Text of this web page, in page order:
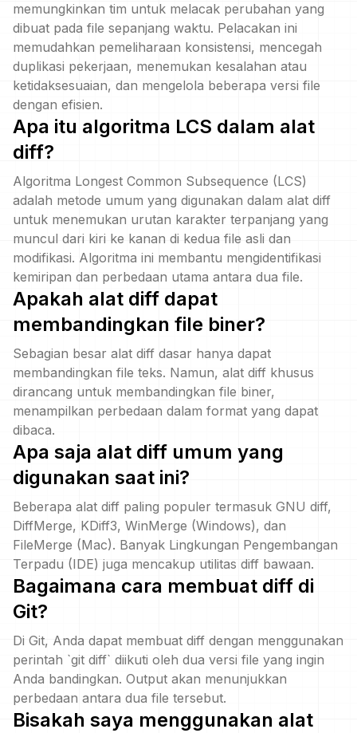
memungkinkan tim untuk melacak perubahan yang
dibuat pada file sepanjang waktu. Pelacakan ini
memudahkan pemeliharaan konsistensi, mencegah
duplikasi pekerjaan, menemukan kesalahan atau
ketidaksesuaian, dan mengelola beberapa versi file
dengan efisien.
Apa itu algoritma LCS dalam alat
diff?
Algoritma Longest Common Subsequence (LCS)
adalah metode umum yang digunakan dalam alat diff
untuk menemukan urutan karakter terpanjang yang
muncul dari kiri ke kanan di kedua file asli dan
modifikasi. Algoritma ini membantu mengidentifikasi
kemiripan dan perbedaan utama antara dua file.
Apakah alat diff dapat
membandingkan file biner?
Sebagian besar alat diff dasar hanya dapat
membandingkan file teks. Namun, alat diff khusus
dirancang untuk membandingkan file biner,
menampilkan perbedaan dalam format yang dapat
dibaca.
Apa saja alat diff umum yang
digunakan saat ini?
Beberapa alat diff paling populer termasuk GNU diff,
DiffMerge, KDiff3, WinMerge (Windows), dan
FileMerge (Mac). Banyak Lingkungan Pengembangan
Terpadu (IDE) juga mencakup utilitas diff bawaan.
Bagaimana cara membuat diff di
Git?
Di Git, Anda dapat membuat diff dengan menggunakan
perintah `git diff` diikuti oleh dua versi file yang ingin
Anda bandingkan. Output akan menunjukkan
perbedaan antara dua file tersebut.
Bisakah saya menggunakan alat